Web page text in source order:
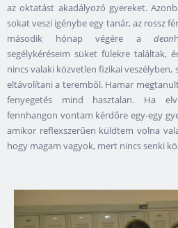
az oktatást akadályozó gyereket.
sokat veszi igénybe egy tanár, az rossz
második hónap végére a dean
segélykéréseim süket fülekre találtak,
nincs valaki közvetlen fizikai
eltávolítani a teremből. Hamar
fenyegetés mind hasztalan. Ha
fennhangon vontam kérdőre egy-egy
amikor reflexszerűen küldtem volna
hogy magam vagyok, mert nincs senki